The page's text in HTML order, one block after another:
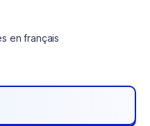
en français